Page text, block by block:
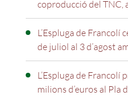
coproducció del TNC,
L’Espluga de Francolí
de juliol al 3 d’agost
L’Espluga de Francolí
milions d’euros al Pla